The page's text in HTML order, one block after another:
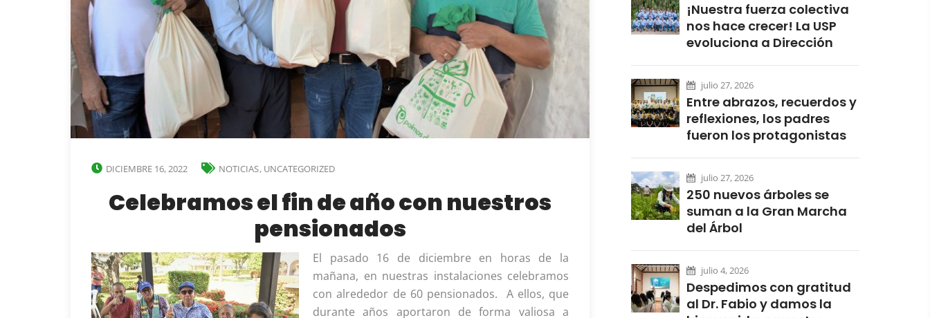
DICIEMBRE 16, 2022 NOTICIAS, UNCATEGORIZED
Celebramos el fin de año con nuestros
pensionados
El pasado 16 de diciembre en horas de la
mañana, en nuestras instalaciones celebramos
con alrededor de 60 pensionados. A ellos, que
durante años aportaron de forma valiosa a
¡Nuestra fuerza colectiva
nos hace crecer! La USP
evoluciona a Dirección
julio 27, 2026
Entre abrazos, recuerdos y
reflexiones, los padres
fueron los protagonistas
julio 27, 2026
250 nuevos árboles se
suman a la Gran Marcha
del Árbol
julio 4, 2026
Despedimos con gratitud
al Dr. Fabio y damos la